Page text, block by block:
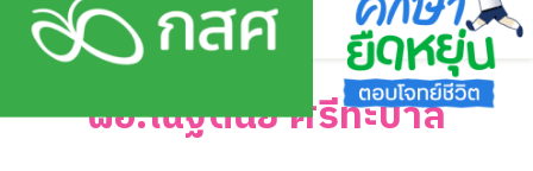
Skip
ผอ.ณัฐดนัย ศรีทะบาล